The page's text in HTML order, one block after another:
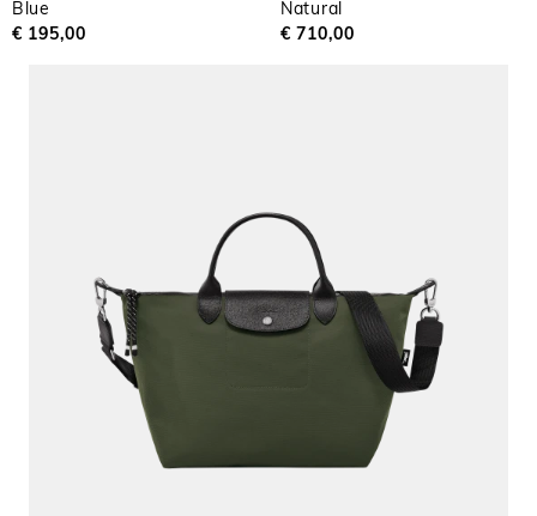
Blue
€ 195,00
Natural
€ 710,00